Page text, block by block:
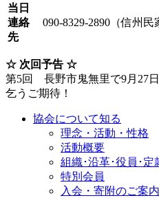
当日
連絡
先
090-8329-2890（信州民
☆ 次回予告 ☆
第5回 長野市鬼無里で9月27
乞うご期待！
協会について知る
理念・活動・性格
活動概要
組織･沿革･役員･定
特別会員
入会・寄附のご案内